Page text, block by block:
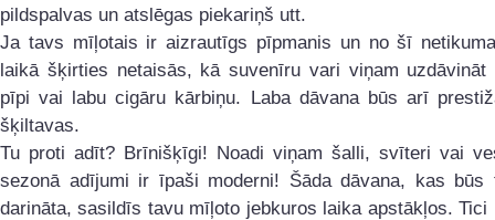
pildspalvas un atslēgas piekariņš utt.
Ja tavs mīļotais ir aizrautīgs pīpmanis un no šī
laikā šķirties netaisās, kā suvenīru vari viņam uzdāvināt
pīpi vai labu cigāru kārbiņu. Laba dāvana būs arī
šķiltavas.
Tu proti adīt? Brīnišķīgi! Noadi viņam šalli, svīteri vai
sezonā adījumi ir īpaši moderni! Šāda dāvana, kas būs
darināta, sasildīs tavu mīļoto jebkuros laika apstākļos. Tici